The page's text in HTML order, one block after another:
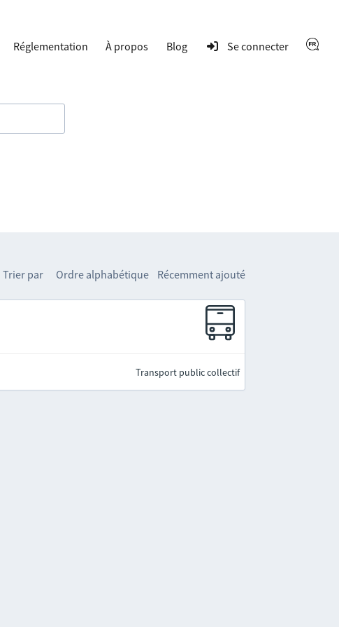
Réglementation À propos Blog Se connecter
Trier par Ordre alphabétique Récemment ajouté
Transport public collectif